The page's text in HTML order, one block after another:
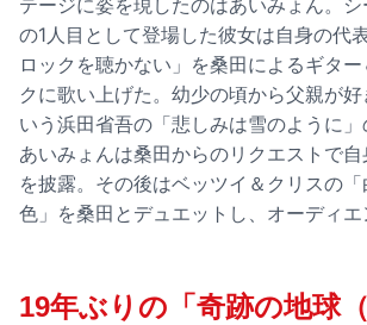
の1人目として登場した彼女は自身の代
ロックを聴かない」を桑田によるギタ
クに歌い上げた。幼少の頃から父親が
いう浜田省吾の「悲しみは雪のように」
あいみょんは桑田からのリクエストで自
を披露。その後はベッツイ＆クリスの
色」を桑田とデュエットし、オーディエ
19年ぶりの「奇跡の地球（